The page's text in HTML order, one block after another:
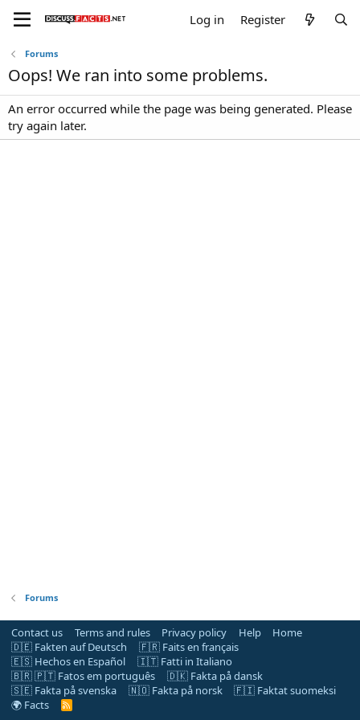
Log in Register
Forums
Oops! We ran into some problems.
An error occurred while the page was being generated. Please
try again later.
Forums
Contact us Terms and rules Privacy policy Help
Home
🇩🇪 Fakten auf Deutsch
🇫🇷 Faits en français
🇪🇸 Hechos en Español
🇮🇹 Fatti in Italiano
🇧🇷 🇵🇹 Fatos em português
🇩🇰 Fakta på dansk
🇸🇪 Fakta på svenska
🇳🇴 Fakta på norsk
🇫🇮 Faktat suomeksi
🌍 Facts
R